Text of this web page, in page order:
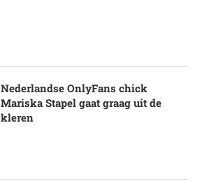
Nederlandse OnlyFans chick
Mariska Stapel gaat graag uit de
kleren